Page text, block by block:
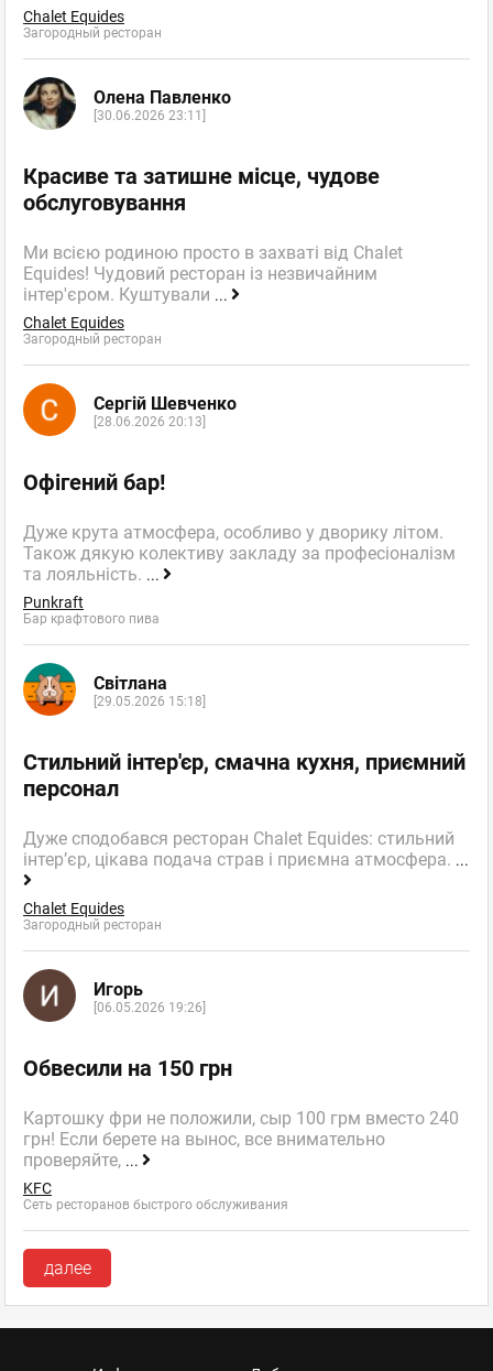
Chalet Equides
Загородный ресторан
Олена Павленко
[30.06.2026 23:11]
Красиве та затишне місце, чудове
обслуговування
Ми всією родиною просто в захваті від Chalet
Equides! Чудовий ресторан із незвичайним
інтер'єром. Куштували ...
Chalet Equides
Загородный ресторан
Сергій Шевченко
[28.06.2026 20:13]
Офігений бар!
Дуже крута атмосфера, особливо у дворику літом.
Також дякую колективу закладу за професіоналізм
та лояльність. ...
Punkraft
Бар крафтового пива
Світлана
[29.05.2026 15:18]
Стильний інтер'єр, смачна кухня, приємний
персонал
Дуже сподобався ресторан Chalet Equides: стильний
інтер’єр, цікава подача страв і приємна атмосфера. ...
Chalet Equides
Загородный ресторан
Игорь
[06.05.2026 19:26]
Обвесили на 150 грн
Картошку фри не положили, сыр 100 грм вместо 240
грн! Если берете на вынос, все внимательно
проверяйте, ...
KFC
Сеть ресторанов быстрого обслуживания
далее